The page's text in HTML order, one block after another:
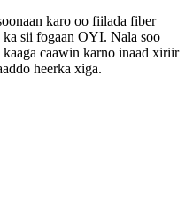
karo oo fiilada fiber
ka sii fogaan OYI. Nala soo
caawin karno inaad xiriir
heerka xiga.